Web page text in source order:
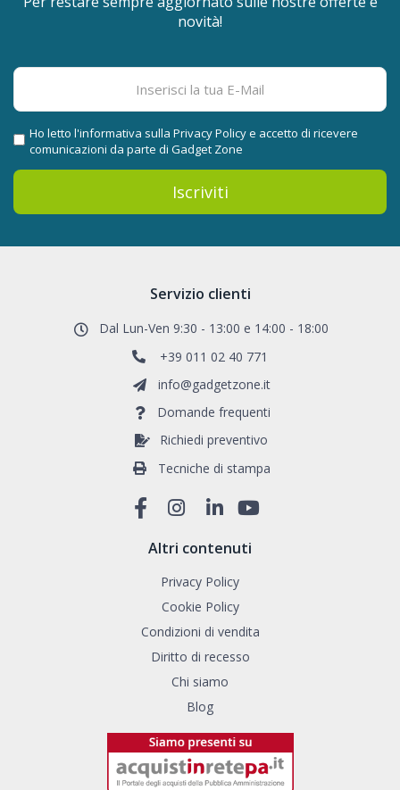
novità!
Iscriviti
Ho letto l'informativa sulla Privacy Policye accetto di ricevere
comunicazioni da parte di Gadget Zone
Servizio clienti
Dal Lun-Ven 9:30 - 13:00 e 14:00 - 18:00
+39 011 02 40 771
info@gadgetzone.it
Domande frequenti
Richiedi preventivo
Tecniche di stampa
Altri contenuti
Privacy Policy
Cookie Policy
Condizioni di vendita
Diritto di recesso
Chi siamo
Blog